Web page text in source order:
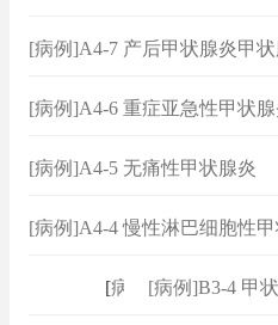
[病例]A4-7 产后甲状腺炎甲
[病例]A4-6 重症亚急性甲状腺
[病例]A4-5 无痛性甲状腺炎
[病例]A4-4 慢性淋巴细胞性
病例 [病例]B3-4 甲